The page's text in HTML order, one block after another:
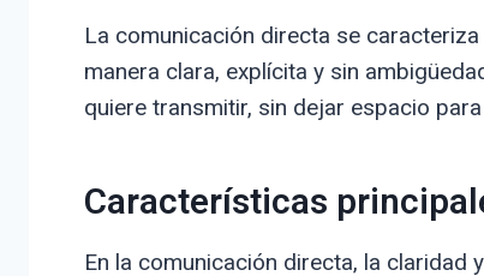
La comunicación directa se
manera clara, explícita y sin
quiere transmitir, sin dejar espacio
Características
En la comunicación directa, la claridad